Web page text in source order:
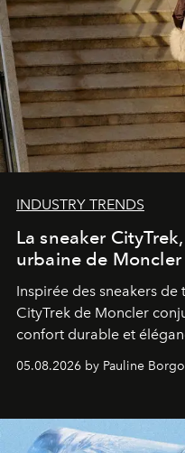
INDUSTRY TRENDS
La sneaker
urbaine de Moncler
Inspirée des sneakers
CityTrek de Moncler
confort durable et
accompagner les
05.08.2026 by Pauline